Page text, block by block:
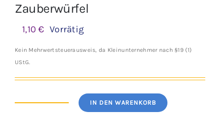
Zauberwürfel
1,10€ Vorrätig
Kein Mehrwertsteuerausweis, da Kleinunternehmer nach §19 (1)
UStG.
Zauberwürfel
IN DEN WARENKORB